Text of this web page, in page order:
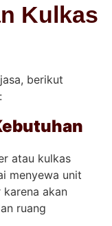
Kulkas
berikut
atau kulkas
menyewa unit
akan
ruang